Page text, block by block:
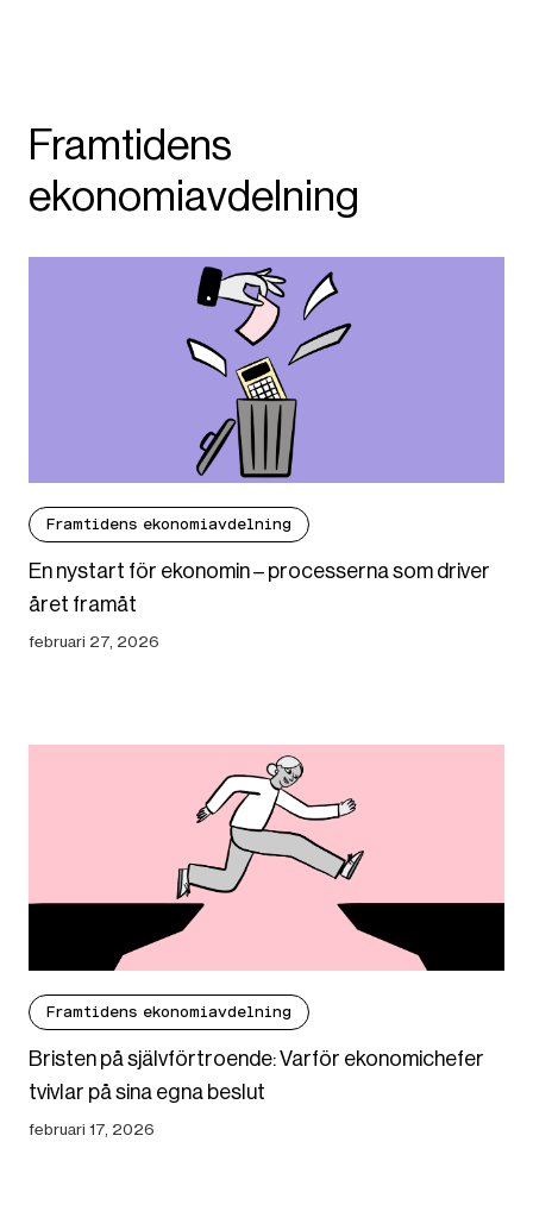
Framtidens
ekonomiavdelning
Framtidens ekonomiavdelning
En nystart för ekonomin – processerna som driver
året framåt
februari 27, 2026
Framtidens ekonomiavdelning
Bristen på självförtroende: Varför ekonomichefer
tvivlar på sina egna beslut
februari 17, 2026